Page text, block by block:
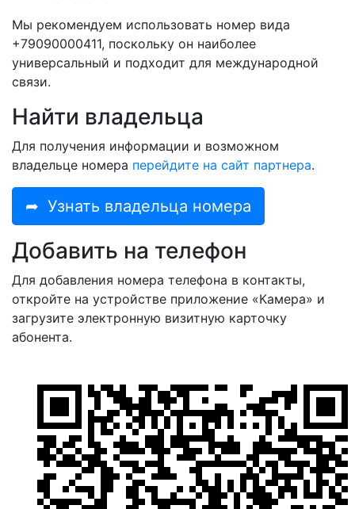
Мы рекомендуем использовать номер вида
+79090000411, поскольку он наиболее
универсальный и подходит для международной
связи.
Найти владельца
Для получения информации и возможном
владельце номера перейдите на сайт партнера.
➦ Узнать владельца номера
Добавить на телефон
Для добавления номера телефона в контакты,
откройте на устройстве приложение «Камера» и
загрузите электронную визитную карточку
абонента.